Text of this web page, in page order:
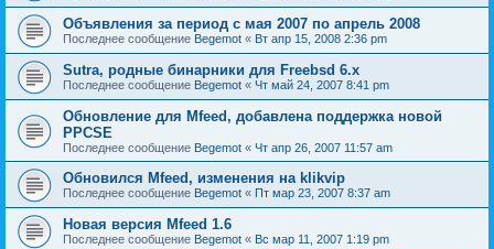
Объявления за период с мая 2007 по апрель 2008
Последнее сообщение Begemot « Вт апр 15, 2008 2:36 pm
Sutra, родные бинарники для Freebsd 6.x
Последнее сообщение Begemot « Чт май 24, 2007 8:41 pm
Обновление для Mfeed, добавлена поддержка новой
PPCSE
Последнее сообщение Begemot « Чт апр 26, 2007 11:57 am
Обновился Mfeed, изменения на klikvip
Последнее сообщение Begemot « Пт мар 23, 2007 8:37 am
Новая версия Mfeed 1.6
Последнее сообщение Begemot « Вс мар 11, 2007 1:19 pm